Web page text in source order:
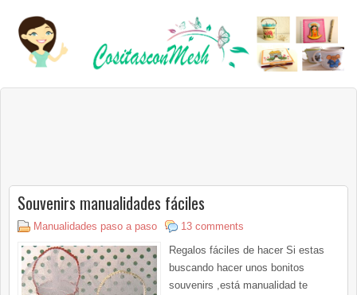
Souvenirs manualidades fáciles
Manualidades paso a paso
13 comments
Regalos fáciles de hacer Si estas
buscando hacer unos bonitos
souvenirs ,está manualidad te